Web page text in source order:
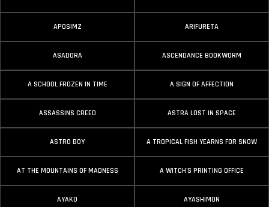
APOSIMZ ARIFURETA
ASADORA ASCENDANCE BOOKWORM
A SCHOOL FROZEN IN TIME A SIGN OF AFFECTION
ASSASSINS CREED ASTRA LOST IN SPACE
ASTRO BOY A TROPICAL FISH YEARNS FOR SNOW
AT THE MOUNTAINS OF MADNESS A WITCH'S PRINTING OFFICE
AYAKO AYASHIMON